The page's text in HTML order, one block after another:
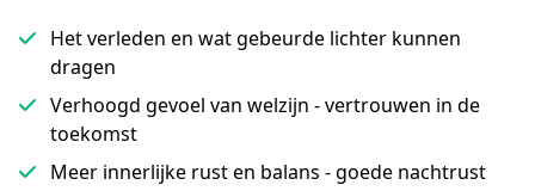
Het verleden en wat gebeurde lichter kunnen
dragen
Verhoogd gevoel van welzijn - vertrouwen in de
toekomst
Meer innerlijke rust en balans - goede nachtrust